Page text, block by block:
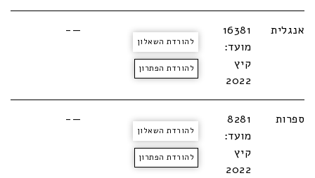
אנגלית
16381
מועד:
קיץ
2022
להורדת השאלון
להורדת הפתרון
—-
ספרות
8281
מועד:
קיץ
2022
להורדת השאלון
להורדת הפתרון
—-